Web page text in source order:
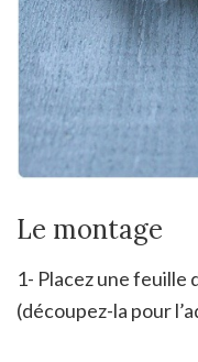
Le montage
1- Placez une feuille
(découpez-la pour